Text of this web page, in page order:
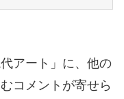
アート」に、他の
コメントが寄せら